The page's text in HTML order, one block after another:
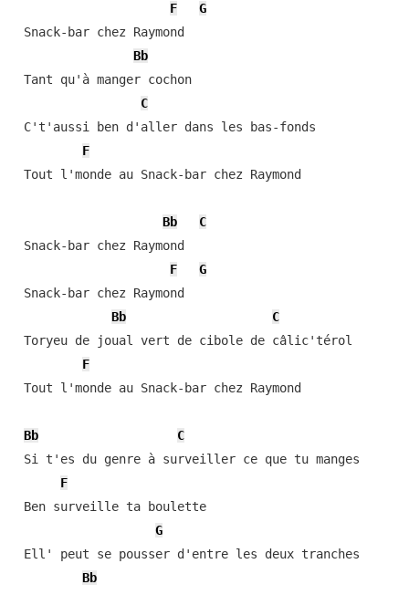
F
G
Snack-bar chez Raymond
Bb
Tant qu'à manger cochon
C
C't'aussi ben d'aller dans les bas-fonds
F
Tout l'monde au Snack-bar chez Raymond
Bb
C
Snack-bar chez Raymond
F
G
Snack-bar chez Raymond
Bb
C
Toryeu de joual vert de cibole de câlic'térol
F
Tout l'monde au Snack-bar chez Raymond
Bb
C
Si t'es du genre à surveiller ce que tu manges
F
Ben surveille ta boulette
G
Ell' peut se pousser d'entre les deux tranches
Bb